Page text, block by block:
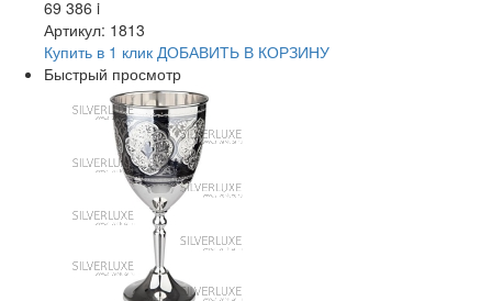
69 386 i
Артикул: 1813
Купить в 1 клик ДОБАВИТЬ В КОРЗИНУ
Быстрый просмотр